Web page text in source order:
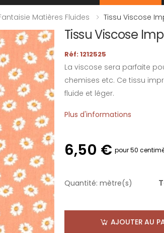
Matières Fluides Tissu Viscose
Tissu Viscose
Réf: 1212525
La viscose sera parfaite
chemises etc. Ce tissu
fluide et léger.
Plus d'informations
6,50 € pour 50
Quantité: mètre(s)
AJOUTER AU